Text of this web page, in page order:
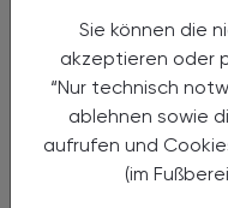
Sie können die
akzeptieren oder
“Nur technisch
ablehnen sowie
aufrufen und
(im